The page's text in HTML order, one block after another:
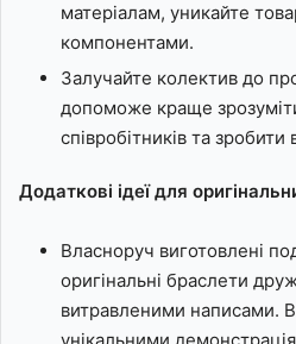
матеріалам, уникайте
компонентами.
Залучайте колектив до
допоможе краще
співробітників та зробити
Додаткові ідеї для
Власноруч виготовлені
оригінальні браслети
витравленими написами.